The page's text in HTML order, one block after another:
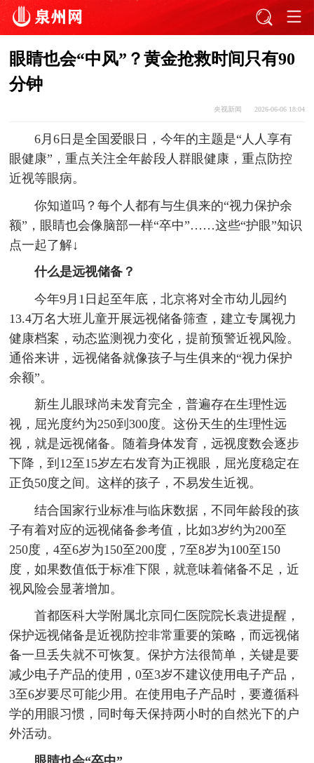
眼睛也会“中风”？黄金抢救时间只有90
分钟
央视新闻 2026-06-06 18:04
6月6日是全国爱眼日，今年的主题是“人人享有
眼健康”，重点关注全年龄段人群眼健康，重点防控
近视等眼病。
你知道吗？每个人都有与生俱来的“视力保护余
额”，眼睛也会像脑部一样“卒中”……这些“护眼”知识
点一起了解↓
什么是远视储备？
今年9月1日起至年底，北京将对全市幼儿园约
13.4万名大班儿童开展远视储备筛查，建立专属视力
健康档案，动态监测视力变化，提前预警近视风险。
通俗来讲，远视储备就像孩子与生俱来的“视力保护
余额”。
新生儿眼球尚未发育完全，普遍存在生理性远
视，屈光度约为250到300度。这份天生的生理性远
视，就是远视储备。随着身体发育，远视度数会逐步
下降，到12至15岁左右发育为正视眼，屈光度稳定在
正负50度之间。这样的孩子，不易发生近视。
结合国家行业标准与临床数据，不同年龄段的孩
子有着对应的远视储备参考值，比如3岁约为200至
250度，4至6岁为150至200度，7至8岁为100至150
度，如果数值低于标准下限，就意味着储备不足，近
视风险会显著增加。
首都医科大学附属北京同仁医院院长袁进提醒，
保护远视储备是近视防控非常重要的策略，而远视储
备一旦丢失就不可恢复。保护方法很简单，关键是要
减少电子产品的使用，0至3岁不建议使用电子产品，
3至6岁要尽可能少用。在使用电子产品时，要遵循科
学的用眼习惯，同时每天保持两小时的自然光下的户
外活动。